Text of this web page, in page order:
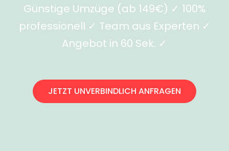
Günstige Umzüge (ab 149€) ✓ 100%
professionell ✓ Team aus Experten ✓
Angebot in 60 Sek. ✓
JETZT UNVERBINDLICH ANFRAGEN